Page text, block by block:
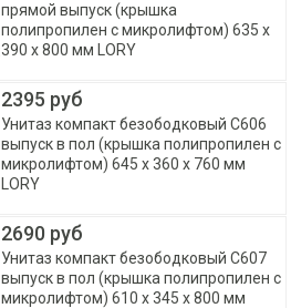
прямой выпуск (крышка
полипропилен с микролифтом) 635 х
390 х 800 мм LORY
2395 руб
Унитаз компакт безободковый С606
выпуск в пол (крышка полипропилен с
микролифтом) 645 х 360 х 760 мм
LORY
2690 руб
Унитаз компакт безободковый С607
выпуск в пол (крышка полипропилен с
микролифтом) 610 х 345 х 800 мм